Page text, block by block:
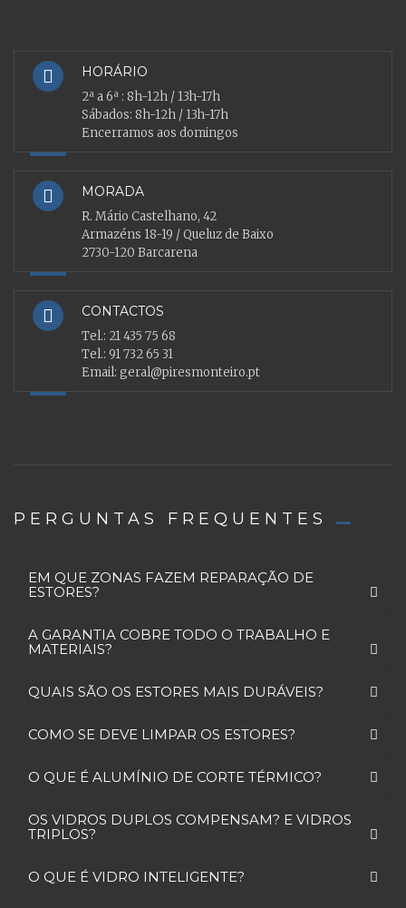
HORÁRIO
2ª a 6ª : 8h-12h / 13h-17h
Sábados: 8h-12h / 13h-17h
Encerramos aos domingos
MORADA
R. Mário Castelhano, 42
Armazéns 18-19 / Queluz de Baixo
2730-120 Barcarena
CONTACTOS
Tel.: 21 435 75 68
Tel.: 91 732 65 31
Email: geral@piresmonteiro.pt
PERGUNTAS FREQUENTES
EM QUE ZONAS FAZEM REPARAÇÃO DE
ESTORES?
A GARANTIA COBRE TODO O TRABALHO E
MATERIAIS?
QUAIS SÃO OS ESTORES MAIS DURÁVEIS?
COMO SE DEVE LIMPAR OS ESTORES?
O QUE É ALUMÍNIO DE CORTE TÉRMICO?
OS VIDROS DUPLOS COMPENSAM? E VIDROS
TRIPLOS?
O QUE É VIDRO INTELIGENTE?